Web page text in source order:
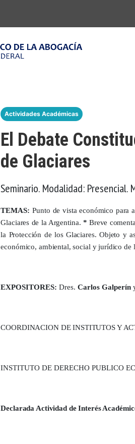
Actividades Académicas
El Debate
de Glaciares
Seminario. Modalidad:
TEMAS: Punto de vista económico para
Glaciares de la Argentina. * Breve
la Protección de los Glaciares. Objeto y
económico, ambiental, social y jurídico de
EXPOSITORES:Dres.Carlos Galperín
COORDINACION DE INSTITUTOS Y
INSTITUTO DE DERECHO PUBLICO
Declarada Actividad de Interés